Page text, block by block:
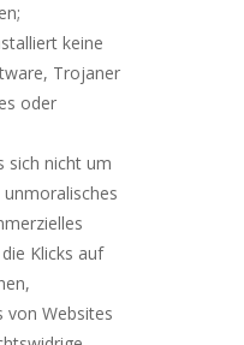
keine
Trojaner
oder
sich nicht um
Klicks auf
von Websites